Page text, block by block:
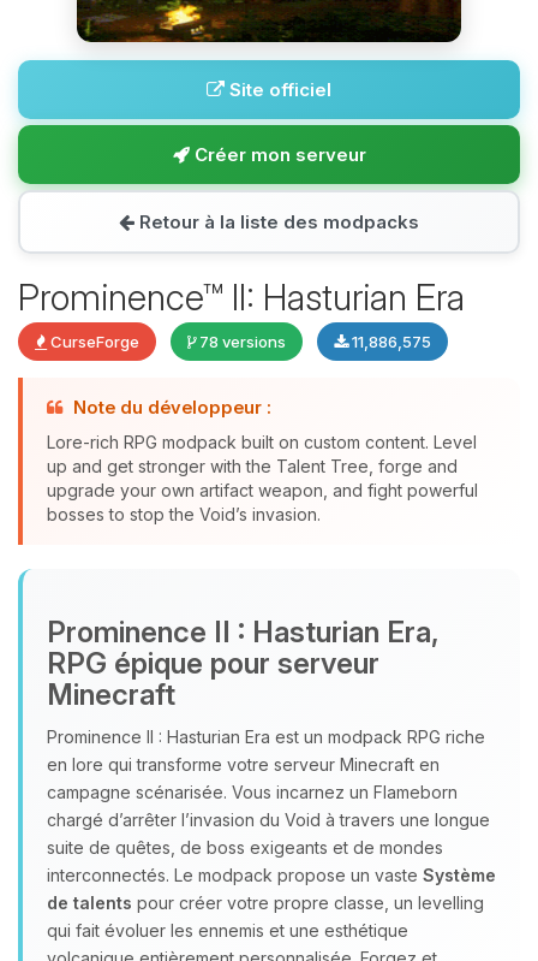
Site officiel
Créer mon serveur
Retour à la liste des modpacks
Prominence™ II: Hasturian Era
CurseForge 78 versions 11,886,575
Note du développeur :
Lore-rich RPG modpack built on custom content. Level
up and get stronger with the Talent Tree, forge and
upgrade your own artifact weapon, and fight powerful
bosses to stop the Void’s invasion.
Prominence II : Hasturian Era,
RPG épique pour serveur
Minecraft
Prominence II : Hasturian Era est un modpack RPG riche
en lore qui transforme votre serveur Minecraft en
campagne scénarisée. Vous incarnez un Flameborn
chargé d’arrêter l’invasion du Void à travers une longue
suite de quêtes, de boss exigeants et de mondes
interconnectés. Le modpack propose un vaste Système
de talents pour créer votre propre classe, un levelling
qui fait évoluer les ennemis et une esthétique
assistant BoxToPlay. Dis-moi ce dont
tu as besoin et je vais remuer mes
petits circuits pour t’aider.